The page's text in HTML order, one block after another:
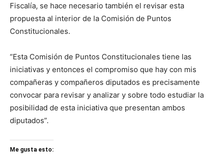
Fiscalía, se hace necesario también el revisar esta
propuesta al interior de la Comisión de Puntos
Constitucionales.
“Esta Comisión de Puntos Constitucionales tiene las
iniciativas y entonces el compromiso que hay con mis
compañeras y compañeros diputados es precisamente
convocar para revisar y analizar y sobre todo estudiar la
posibilidad de esta iniciativa que presentan ambos
diputados”.
Me gusta esto: